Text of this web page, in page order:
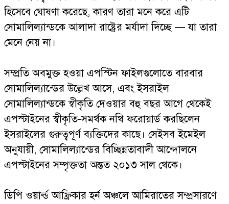
হিসেবে ঘোষণা করেছে, কারণ তারা মনে করে এটি
সোমালিল্যান্ডকে আলাদা রাষ্ট্রের মর্যাদা দিচ্ছে — যা তারা
মেনে নেয় না।
সম্প্রতি অবমুক্ত হওয়া এপস্টিন ফাইলগুলোতে বারবার
সোমালিল্যান্ডের উল্লেখ আসে, এবং ইসরাইল
সোমালিল্যান্ডকে স্বীকৃতি দেওয়ার বহু বছর আগে থেকেই
এপস্টাইনের স্বীকৃতি-সমর্থক নথি ফরোয়ার্ড করছিলেন
ইসরাইলের গুরুত্বপূর্ণ ব্যক্তিদের কাছে। সেইসব ইমেইল
অনুযায়ী, সোমালিল্যান্ডের বিচ্ছিন্নতাবাদী আন্দোলনে
এপস্টাইনের সম্পৃক্ততা অন্তত ২০১৩ সাল থেকে।
ডিপি ওয়ার্ল্ড আফ্রিকার হর্ন অঞ্চলে আমিরাতের সম্প্রসারণে